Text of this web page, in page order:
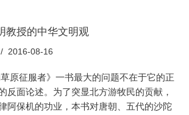
教授的中华文明观
2016-08-16
原征服者》一书最大的问题不在于它的正
反面论述。为了突显北方游牧民的贡献，
阿保机的功业，本书对唐朝、五代的沙陀